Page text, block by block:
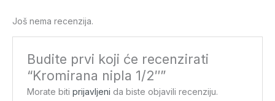
Još nema recenzija.
Budite prvi koji će recenzirati
“Kromirana nipla 1/2″”
Morate bitiprijavljeni da biste objavili recenziju.